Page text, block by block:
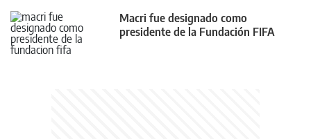
Macri fue designado como
presidente de la Fundación FIFA